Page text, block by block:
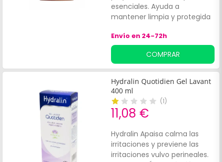
esenciales. Ayuda a
mantener limpia y protegida
contribuye a mantener el
equilibrio del p. H la zona
íntima. Producto apto para
todo tipo de piel.
Envío en 24-72h
COMPRAR
Hydralin Quotidien Gel Lavant
400 ml
(1)
11,08 €
Hydralin Apaisa calma las
irritaciones y previene las
irritaciones vulvo perineales.